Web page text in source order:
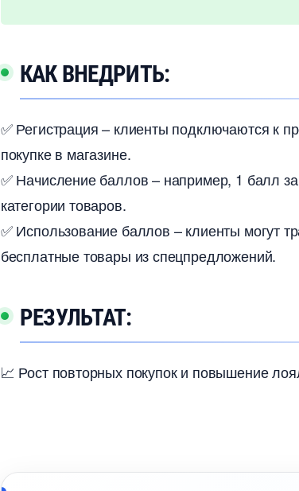
КАК ВНЕДРИТЬ:
✅ Регистрация – клиенты подключаются к
покупке в магазине.
✅ Начисление баллов – например, 1 балл
категории товаров.
✅ Использование баллов – клиенты могут
есплатные товары из спецпредложений.
РЕЗУЛЬТАТ:
📈 Рост повторных покупок и повышение